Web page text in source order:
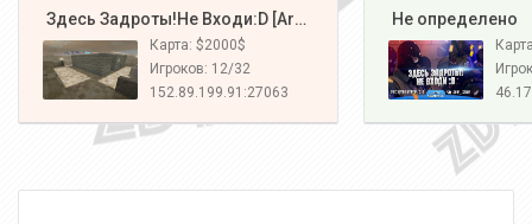
️ Здесь Задроты!Не Входи:D [Army#1]
Карта: $2000$
Игроков: 12/32
152.89.199.91:27063
️ Не определено